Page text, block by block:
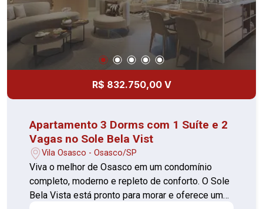
Antônio, Hospital Cruzeiro do Sul, Colégio
Starmax, Pista de Skate Bela Vista, Colégio
Nossa Senhora da Misericórdia e Ultracron
Centro de Diagnósticos, oferecendo praticidade
e conveniência no dia a dia. O Sole Bela Vista é o
lugar ideal para quem busca qualidade de vida,
lazer completo e localização privilegiada. Agende
R$ 832.750,00 V
Apartamento 3 Dorms com 1 Suíte e 2
Vagas no Sole Bela Vist
Vila Osasco - Osasco/SP
Viva o melhor de Osasco em um condomínio
completo, moderno e repleto de conforto. O Sole
Bela Vista está pronto para morar e oferece uma